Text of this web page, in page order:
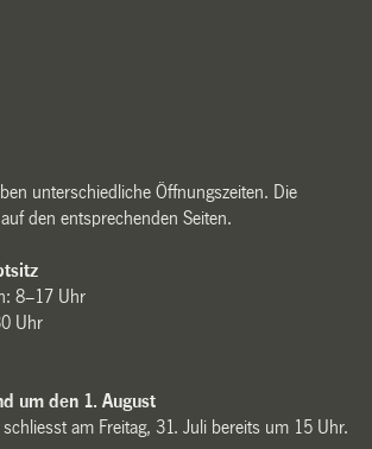
unterschiedliche Öffnungszeiten. Die
den entsprechenden Seiten.
8–17 Uhr
Uhr
um den 1. August
schliesst am Freitag, 31. Juli bereits um 15 Uhr.